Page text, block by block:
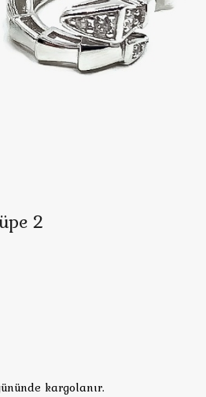
2
kargolanır.